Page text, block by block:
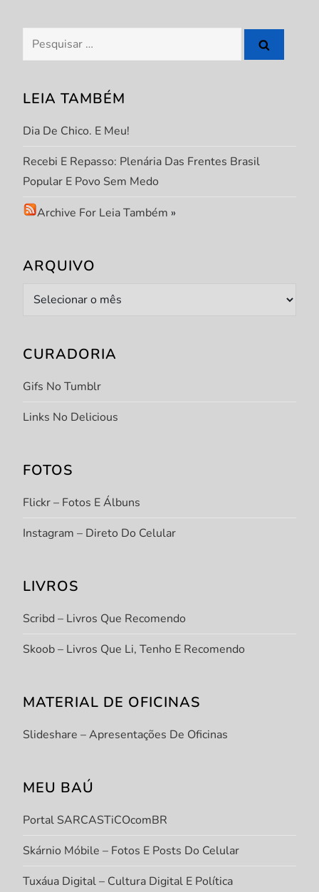
ã
P
o
Pesquisar
por:
LEIA TAMBÉM
Dia De Chico. E Meu!
Recebi E Repasso: Plenária Das Frentes Brasil
Popular E Povo Sem Medo
Archive For Leia Também »
ARQUIVO
Arquivo
CURADORIA
Gifs No Tumblr
Links No Delicious
FOTOS
Flickr – Fotos E Álbuns
Instagram – Direto Do Celular
LIVROS
Scribd – Livros Que Recomendo
Skoob – Livros Que Li, Tenho E Recomendo
MATERIAL DE OFICINAS
Slideshare – Apresentações De Oficinas
MEU BAÚ
Portal SARCASTiCOcomBR
Skárnio Móbile – Fotos E Posts Do Celular
Tuxáua Digital – Cultura Digital E Política